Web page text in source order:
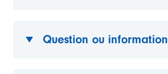
Question ou information